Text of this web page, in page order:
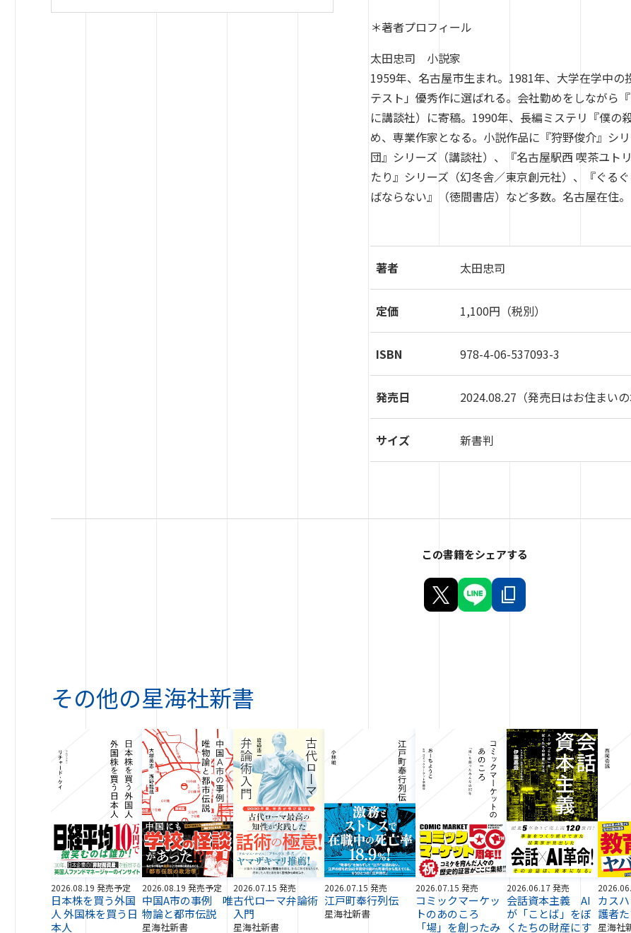
＊著者プロフィール
太田忠司 小説家
1959年、名古屋市生まれ。1981年、大学在学中
テスト」優秀作に選ばれる。会社勤めをしながら
に講談社）に寄稿。1990年、長編ミステリ『僕
め、専業作家となる。小説作品に『狩野俊介』シ
団』シリーズ（講談社）、『名古屋駅西 喫茶ユト
たり』シリーズ（幻冬舎／東京創元社）、『ぐる
ばならない』（徳間書店）など多数。名古屋在住。
著者 太田忠司
定価 1,100円（税別）
ISBN 978-4-06-537093-3
発売日 2024.08.27 （発売日はお住まい
サイズ 新書判
この書籍をシェアする
その他の星海社新書
2026.08.19 発売予定
日本株を買う外国
人 外国株を買う日
本人
2026.08.19 発売予定
中国A市の事例 唯
物論と都市伝説
星海社新書
2026.07.15 発売
古代ローマ弁論術
入門
星海社新書
2026.07.15 発売
江戸町奉行列伝
星海社新書
2026.07.15 発売
コミックマーケッ
トのあのころ
「場」を創ったみ
2026.06.17 発売
会話資本主義 AI
が「ことば」をぼ
くたちの財産にす
カス
護者
星海社